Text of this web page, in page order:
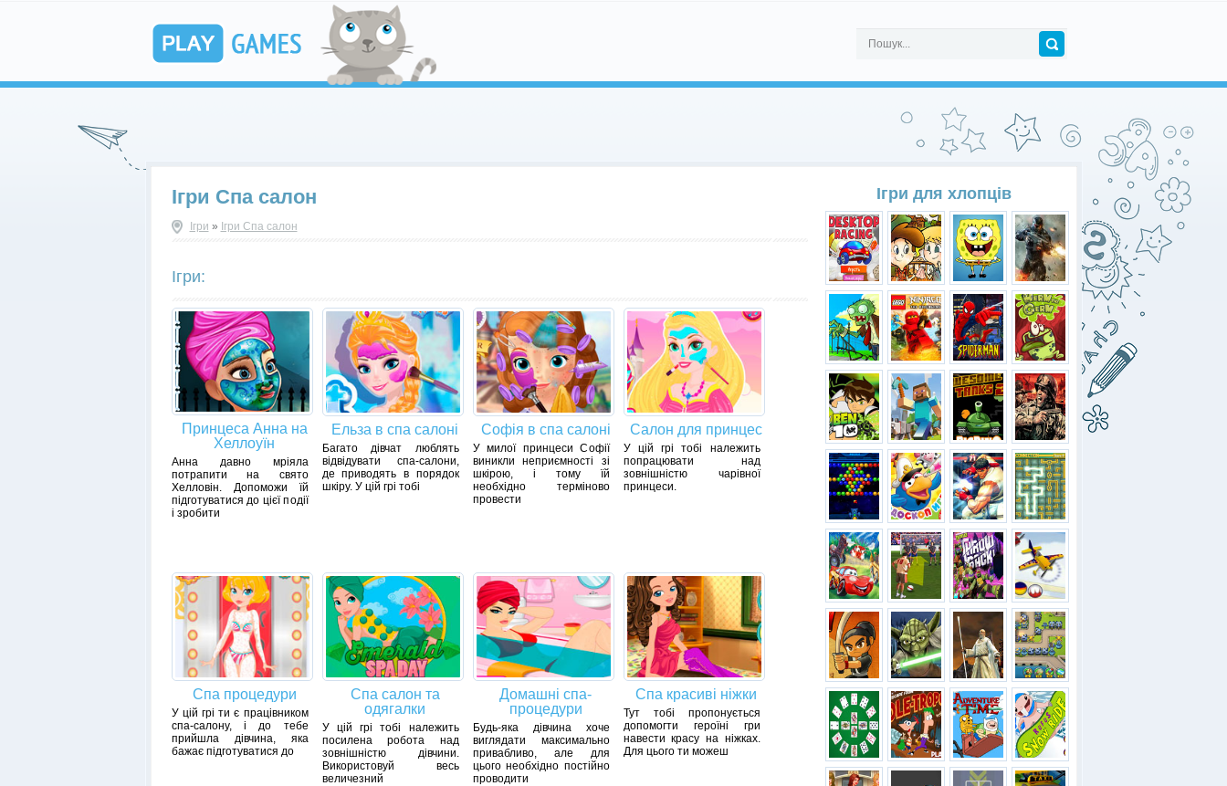
Ігри Спа салон
Ігри » Ігри Спа салон
Ігри:
Принцеса Анна на
Хеллоуїн
Анна давно мріяла
потрапити на свято
Хелловін. Допоможи їй
підготуватися до цієї події
і зробити
Ельза в спа салоні
Багато дівчат люблять
відвідувати спа-салони,
де приводять в порядок
шкіру. У цій грі тобі
Софія в спа салоні
У милої принцеси Софії
виникли неприємності зі
шкірою, і тому їй
необхідно терміново
провести
Салон для принцес
У цій грі тобі належить
попрацювати над
зовнішністю чарівної
принцеси.
Спа процедури
У цій грі ти є працівником
спа-салону, і до тебе
прийшла дівчина, яка
бажає підготуватися до
Спа салон та
одягалки
У цій грі тобі належить
посилена робота над
зовнішністю дівчини.
Використовуй весь
величезний
Домашні спа-
процедури
Будь-яка дівчина хоче
виглядати максимально
привабливо, але для
цього необхідно постійно
проводити
Спа красиві ніжки
Тут тобі пропонується
допомогти героїні гри
навести красу на ніжках.
Для цього ти можеш
Ігри для хлопців